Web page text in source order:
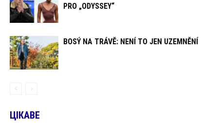
PRO „ODYSSEY“
BOSÝ NA TRÁVĚ: NENÍ TO JEN UZEMNĚNÍ
ЦІКАВЕ